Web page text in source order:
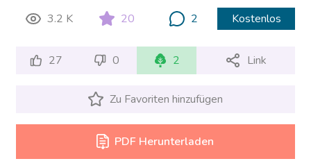
3.2 K 20 2 Kostenlos
27 0 2 Link
Zu Favoriten hinzufügen
PDF Herunterladen